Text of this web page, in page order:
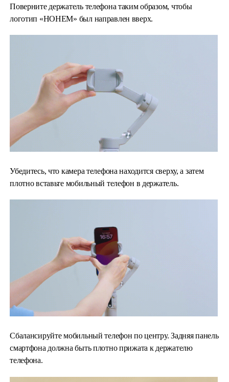
Поверните держатель телефона таким образом, чтобы
логотип «HOHEM» был направлен вверх.
Убедитесь, что камера телефона находится сверху, а затем
плотно вставьте мобильный телефон в держатель.
Сбалансируйте мобильный телефон по центру. Задняя панель
смартфона должна быть плотно прижата к держателю
телефона.